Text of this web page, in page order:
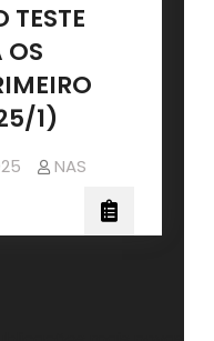
TESTE
OS
1)
NAS